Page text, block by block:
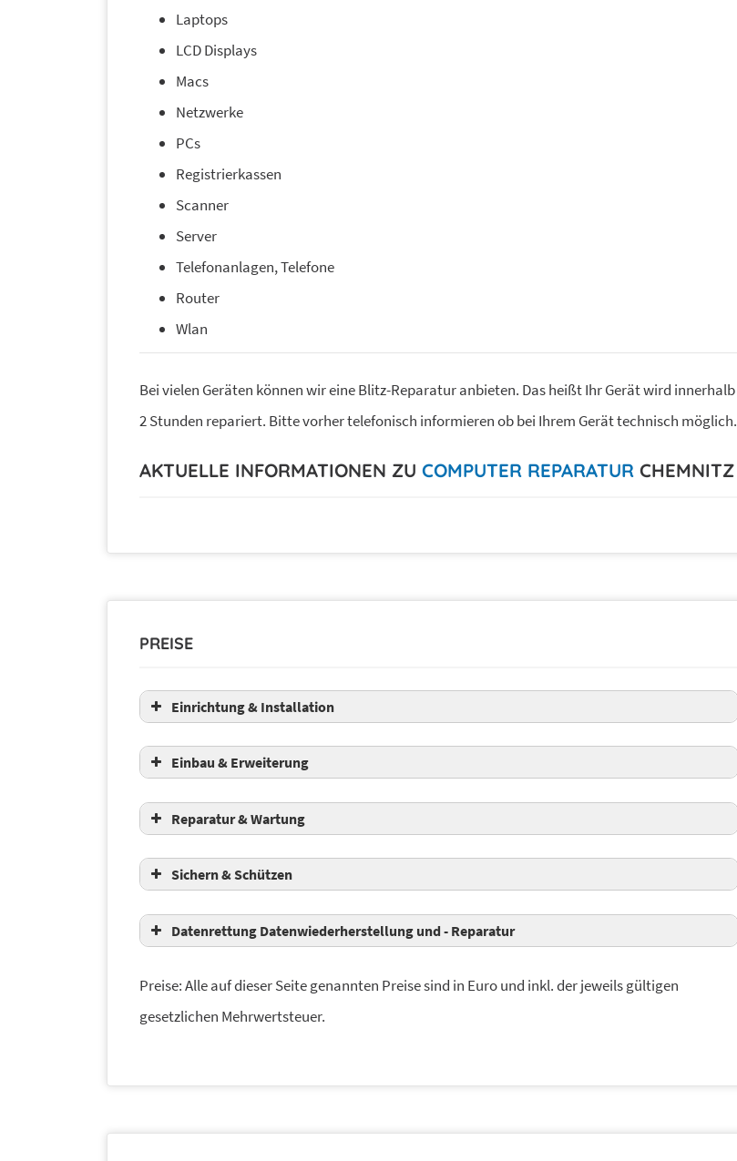
Laptops
LCD Displays
Macs
Netzwerke
PCs
Registrierkassen
Scanner
Server
Telefonanlagen, Telefone
Router
Wlan
Bei vielen Geräten können wir eine Blitz-Reparatur anbieten. Das heißt Ihr Gerät wird innerhalb
2 Stunden repariert. Bitte vorher telefonisch informieren ob bei Ihrem Gerät technisch möglich.
AKTUELLE INFORMATIONEN ZU COMPUTER REPARATUR CHEMNITZ
PREISE
Einrichtung & Installation
Einbau & Erweiterung
Reparatur & Wartung
Sichern & Schützen
Datenrettung Datenwiederherstellung und - Reparatur
Preise: Alle auf dieser Seite genannten Preise sind in Euro und inkl. der jeweils gültigen
gesetzlichen Mehrwertsteuer.